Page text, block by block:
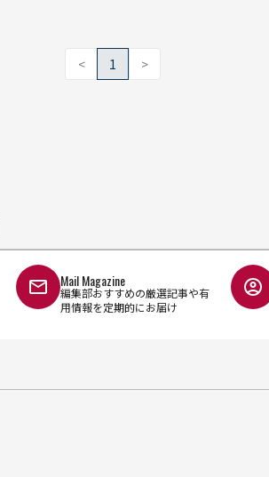
< 1 >
Mail Magazine
編集部おすすめの厳選記事や有
用情報を定期的にお届け